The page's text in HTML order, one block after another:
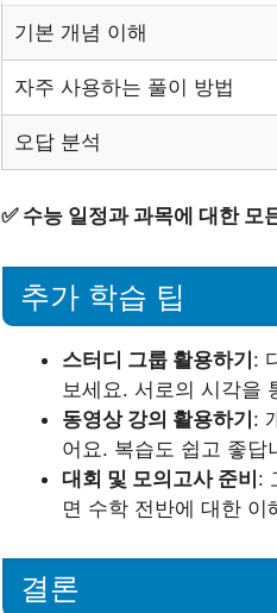
기본 개념 이해
자주 사용하는 풀이 방법
오답 분석
✅ 수능 일정과 과목에 대한 모
추가 학습 팁
스터디 그룹 활용하기:
보세요. 서로의 시각을
동영상 강의 활용하기:
어요. 복습도 쉽고 좋답
대회 및 모의고사 준비:
면 수학 전반에 대한 이
결론